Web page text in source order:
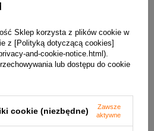
CHWILOWO NIEDOSTĘPNY
Luft prosty grafitowy z ramką V-
OPEN KRVO-I/R-450x70-ML.GR
Ventlab
Sklep korzysta z plików cookie w
z [Polityką dotyczącą cookies]
and-cookie-notice.html).
lub dostępu do cookie
cookie (niezbędne)
Zawsze
aktywne